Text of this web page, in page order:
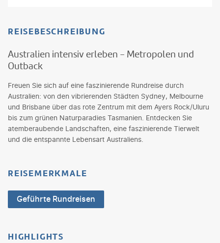
REISEBESCHREIBUNG
Australien intensiv erleben - Metropolen und
Outback
Freuen Sie sich auf eine faszinierende Rundreise durch
Australien: von den vibrierenden Städten Sydney, Melbourne
und Brisbane über das rote Zentrum mit dem Ayers Rock/Uluru
bis zum grünen Naturparadies Tasmanien. Entdecken Sie
atemberaubende Landschaften, eine faszinierende Tierwelt
und die entspannte Lebensart Australiens.
REISEMERKMALE
Geführte Rundreisen
HIGHLIGHTS